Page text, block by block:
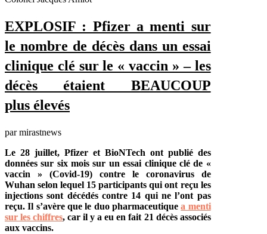
EXPLOSIF : Pfizer a menti sur
le nombre de décès dans un essai
clinique clé sur le « vaccin » – les
décès étaient BEAUCOUP
plus élevés
par mirastnews
Le 28 juillet, Pfizer et BioNTech ont publié des
données sur six mois sur un essai clinique clé de «
vaccin » (Covid-19) contre le coronavirus de
Wuhan selon lequel 15 participants qui ont reçu les
injections sont décédés contre 14 qui ne l’ont pas
reçu. Il s’avère que le duo pharmaceutiquea menti
sur les chiffres, car il y a eu en fait 21 décès associés
aux vaccins.